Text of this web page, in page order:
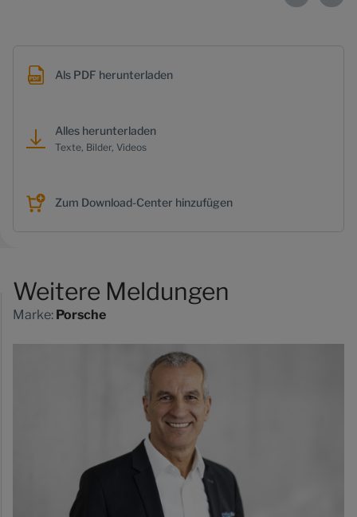
Als PDF herunterladen
Alles herunterladen
Texte, Bilder, Videos
Zum Download-Center hinzufügen
Weitere Meldungen
Marke: Porsche